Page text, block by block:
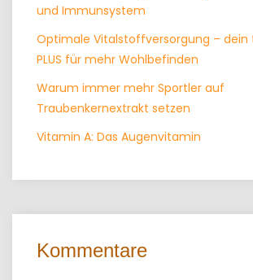
und Immunsystem
Optimale Vitalstoffversorgung – dein
PLUS für mehr Wohlbefinden
Warum immer mehr Sportler auf
Traubenkernextrakt setzen
Vitamin A: Das Augenvitamin
Kommentare